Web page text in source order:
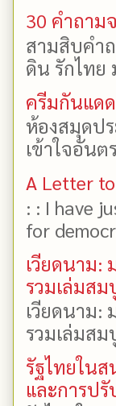
30 คำถาม
สามสิบคำ
ดิน รักไทย
ครีมกันแด
ห้องสมุดป
เข้าใจอันต
A Letter
: : I have
for
เวียดนาม:
รวมเล่มส
เวียดนาม:
รวมเล่มสม
รัฐไทยใน
และการป